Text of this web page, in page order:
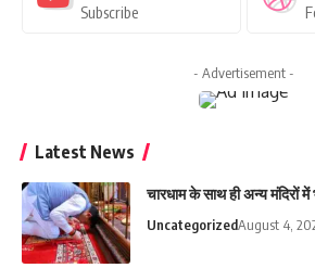
Subscribe
- Advertisement -
Latest News
चारधाम के साथ ही अन्य मंदिरों
UncategorizedAugust 4,